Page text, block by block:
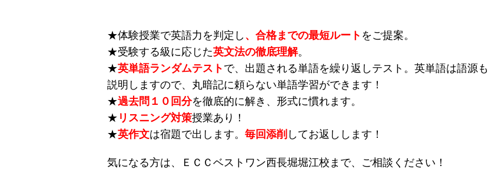
★体験授業で英語力を判定し 、合格までの最短ルート をご提案。
★受験する級に応じた英文法の徹底理解。
★英単語ランダムテスト で、出題される単語を繰り返しテスト。英単語は語源も
説明しますので、丸暗記に頼らない単語学習ができます！
★過去問１０回分を徹底的に解き、形式に慣れます。
★ リスニング対策授業あり！
★英作文は宿題で出します。 毎回添削 してお返しします！
気になる方は、ＥＣＣベストワン西長堀堀江校まで、ご相談ください！